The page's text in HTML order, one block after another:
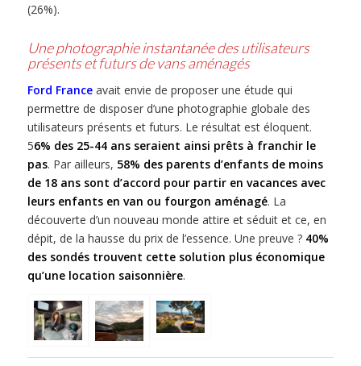
(26%).
Une photographie instantanée des utilisateurs
présents et futurs de vans aménagés
Ford Franceavait envie de proposer une étude qui
permettre de disposer d’une photographie globale des
utilisateurs présents et futurs. Le résultat est éloquent.
56% des 25-44 ans seraient ainsi prêts à franchir le
pas. Par ailleurs, 58% des parents d’enfants de moins
de 18 ans sont d’accord pour partir en vacances avec
leurs enfants en van ou fourgon aménagé. La
découverte d’un nouveau monde attire et séduit et ce, en
dépit, de la hausse du prix de l’essence. Une preuve ? 40%
des sondés trouvent cette solution plus économique
qu’une location saisonnière.